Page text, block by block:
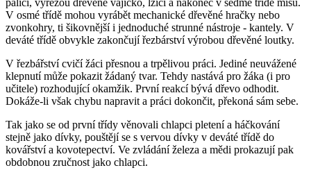
palici, vyřežou dřevěné vajíčko, lžíci a nakonec v sedmé třídě mísu.
V osmé třídě mohou vyrábět mechanické dřevěné hračky nebo
zvonkohry, ti šikovnější i jednoduché strunné nástroje - kantely. V
deváté třídě obvykle zakončují řezbárství výrobou dřevěné loutky.
V řezbářství cvičí žáci přesnou a trpělivou práci. Jediné neuvážené
klepnutí může pokazit žádaný tvar. Tehdy nastává pro žáka (i pro
učitele) rozhodující okamžik. První reakcí bývá dřevo odhodit.
Dokáže-li však chybu napravit a práci dokončit, překoná sám sebe.
Tak jako se od první třídy věnovali chlapci pletení a háčkování
stejně jako dívky, pouštějí se s vervou dívky v deváté třídě do
kovářství a kovotepectví. Ve zvládání železa a mědi prokazují pak
obdobnou zručnost jako chlapci.